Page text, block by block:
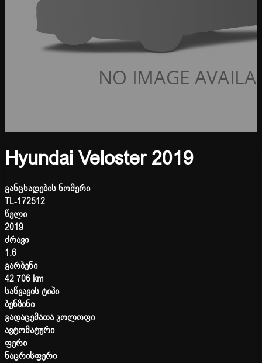
Hyundai Veloster 2019
განცხადების ნომერი
TL-172512
წელი
2019
ძრავი
1.6
გარბენი
42 706 km
საწვავის ტიპი
ბენზინი
გადაცემათა კოლოფი
ავტომატური
ფერი
ნაცრისფერი